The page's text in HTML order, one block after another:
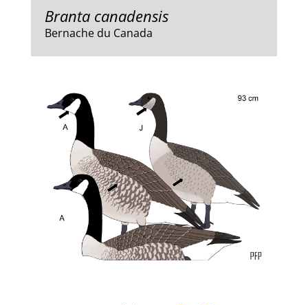
Branta canadensis
Bernache du Canada